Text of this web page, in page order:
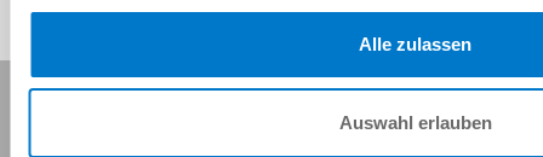
Alle zulassen
Auswahl erlauben
Compartir esta página: